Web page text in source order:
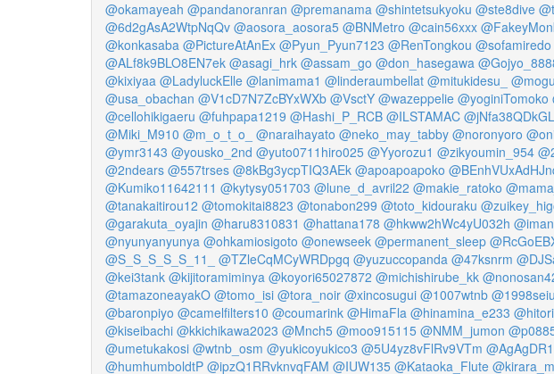
@okamayeah @pandanoranran @premanama @shintetsukyoku @ste8dive
@6d2gAsA2WtpNqQv @aosora_aosora5 @BNMetro @cain56xxx
@konkasaba @PictureAtAnEx @Pyun_Pyun7123 @RenTongkou @sofamiredo
@ALf8k9BLO8EN7ek @asagi_hrk @assam_go @don_hasegawa
@kixiyaa @LadyluckElle @lanimama1 @linderaumbellat @mitukidesu_
@usa_obachan @V1cD7N7ZcBYxWXb @VsctY @wazeppelie @yoginiTomoko
@cellohikigaeru @fuhpapa1219 @Hashi_P_RCB @ILSTAMAC
@Miki_M910 @m_o_t_o_ @naraihayato @neko_may_tabby @noronyoro
@ymr3143 @yousko_2nd @yuto0711hiro025 @Yyorozu1 @zikyoumin_954
@2ndears @557trses @8kBg3ycpTIQ3AEk @apoapoapoko
@Kumiko11642111 @kytysy051703 @lune_d_avril22 @makie_ratoko
@tanakaitirou12 @tomokitai8823 @tonabon299 @toto_kidouraku
@garakuta_oyajin @haru8310831 @hattana178 @hkww2hWc4yU032h
@nyunyanyunya @ohkamiosigoto @onewseek @permanent_sleep
@S_S_S_S_S_11_
@TZleCqMCyWRDpgq @yuzuccopanda @47ksnrm
@kei3tank @kijitoramiminya @koyori65027872 @michishirube_kk
@tamazoneayakO @tomo_isi @tora_noir @xincosugui @1007wtnb
@baronpiyo @camelfilters10 @coumarink @HimaFla @hinamina_e233
@kiseibachi @kkichikawa2023 @Mnch5 @moo915115 @NMM_jumon
@umetukakosi @wtnb_osm @yukicoyukico3 @5U4yz8vFlRv9VTm @AgAgDR1
@humhumboldtP @ipzQ1RRvknvqFAM @IUW135 @Kataoka_Flute